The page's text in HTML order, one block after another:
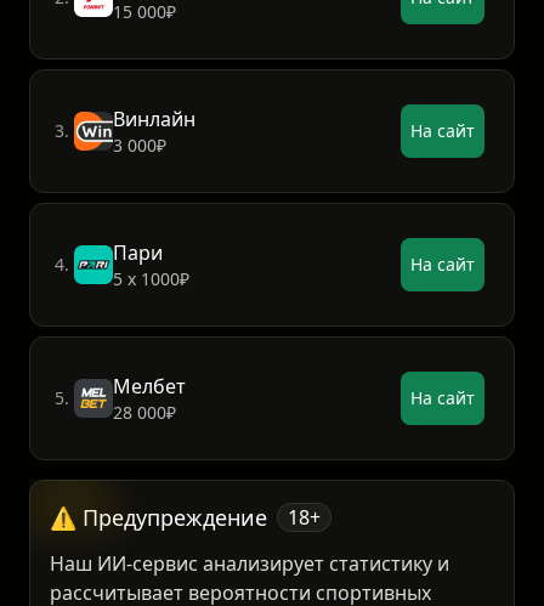
2.
15 000₽
На сайт
3.
3 000₽
На сайт
4.
5 х 1000₽
На сайт
5. На сайт
⚠️ Предупреждение
18+